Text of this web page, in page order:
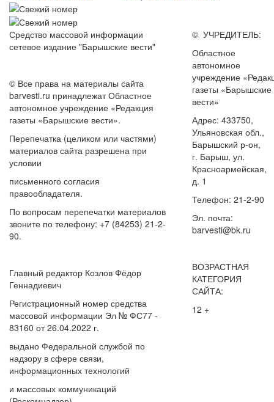
Средство массовой информации
сетевое издание "Барышские вести"
© Все права на материалы сайта
barvesti.ru принадлежат Областное
автономное учреждение «Редакция
газеты «Барышские вести».
Перепечатка (целиком или частями)
материалов сайта разрешена при
условии
письменного согласия
правообладателя.
По вопросам перепечатки материалов
звоните по телефону: +7 (84253) 21-2-
90.
Главный редактор Козлов Фёдор
Геннадиевич
Регистрационный номер средства
массовой информации Эл № ФС77 -
83160 от 26.04.2022 г.
выдано Федеральной службой по
надзору в сфере связи,
информационных технологий
и массовых коммуникаций
© УЧРЕДИТЕЛЬ:
Областное
автономное
учреждение
газеты «Барышские
вести»
Адрес: 433750,
Ульяновская обл.,
Барышский р-он,
г. Барыш, ул.
Красноармейская,
д. 1
Телефон: 21-2-90
Эл. почта:
barvesti@bk.ru
ВОЗРАСТНАЯ
КАТЕГОРИЯ
САЙТА:
12 +